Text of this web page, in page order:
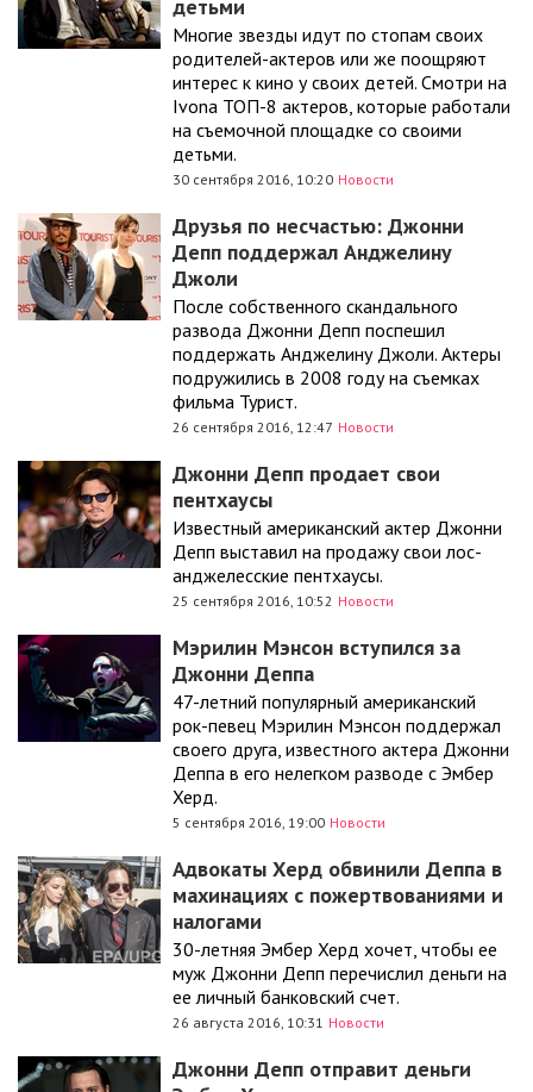
детьми
Многие звезды идут по стопам своих
родителей-актеров или же поощряют
интерес к кино у своих детей. Смотри на
Ivona ТОП-8 актеров, которые работали
на съемочной площадке со своими
детьми.
30 сентября 2016, 10:20 Новости
Друзья по несчастью: Джонни
Депп поддержал Анджелину
Джоли
После собственного скандального
развода Джонни Депп поспешил
поддержать Анджелину Джоли. Актеры
подружились в 2008 году на съемках
фильма Турист.
26 сентября 2016, 12:47 Новости
Джонни Депп продает свои
пентхаусы
Известный американский актер Джонни
Депп выставил на продажу свои лос-
анджелесские пентхаусы.
25 сентября 2016, 10:52 Новости
Мэрилин Мэнсон вступился за
Джонни Деппа
47-летний популярный американский
рок-певец Мэрилин Мэнсон поддержал
своего друга, известного актера Джонни
Деппа в его нелегком разводе с Эмбер
Херд.
5 сентября 2016, 19:00 Новости
Адвокаты Херд обвинили Деппа в
махинациях с пожертвованиями и
налогами
30-летняя Эмбер Херд хочет, чтобы ее
муж Джонни Депп перечислил деньги на
ее личный банковский счет.
26 августа 2016, 10:31 Новости
Джонни Депп отправит деньги